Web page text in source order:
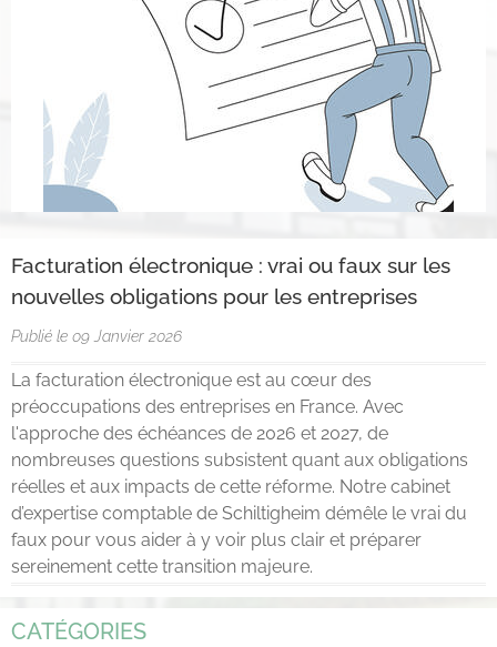
Facturation électronique : vrai ou faux sur les
nouvelles obligations pour les entreprises
Publié le 09 Janvier 2026
La facturation électronique est au cœur des
préoccupations des entreprises en France. Avec
l'approche des échéances de 2026 et 2027, de
nombreuses questions subsistent quant aux obligations
réelles et aux impacts de cette réforme. Notre cabinet
d’expertise comptable de Schiltigheim démêle le vrai du
faux pour vous aider à y voir plus clair et préparer
sereinement cette transition majeure.
CATÉGORIES